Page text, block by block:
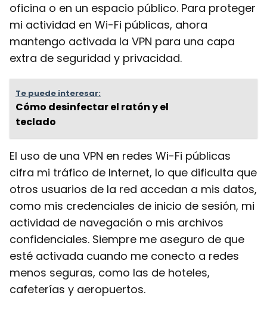
oficina o en un espacio público. Para proteger
mi actividad en Wi-Fi públicas, ahora
mantengo activada la VPN para una capa
extra de seguridad y privacidad.
Te puede interesar:
Cómo desinfectar el ratón y el
teclado
El uso de una VPN en redes Wi-Fi públicas
cifra mi tráfico de Internet, lo que dificulta que
otros usuarios de la red accedan a mis datos,
como mis credenciales de inicio de sesión, mi
actividad de navegación o mis archivos
confidenciales. Siempre me aseguro de que
esté activada cuando me conecto a redes
menos seguras, como las de hoteles,
cafeterías y aeropuertos.